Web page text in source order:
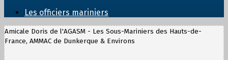
Les officiers mariniers
Amicale Doris de l'AGASM - Les Sous-Mariniers des Hauts-de-
France, AMMAC de Dunkerque & Environs